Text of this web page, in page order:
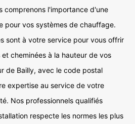
comprenons l'importance d'une
pour vos systèmes de chauffage.
sont à votre service pour vous offrir
cheminées à la hauteur de vos
de Bailly, avec le code postal
expertise au service de votre
Nos professionnels qualifiés
respecte les normes les plus